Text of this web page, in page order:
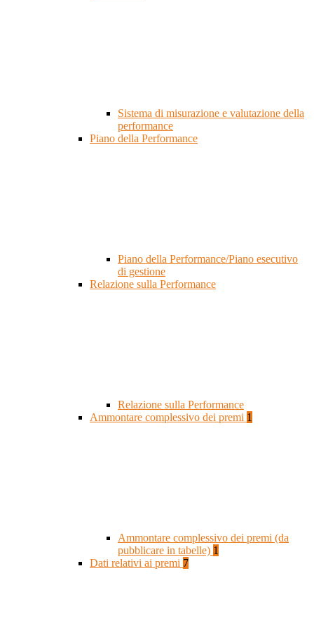
Sistema di misurazione e valutazione della
performance
Piano della Performance
Piano della Performance/Piano esecutivo
di gestione
Relazione sulla Performance
Relazione sulla Performance
Ammontare complessivo dei premi 1
Ammontare complessivo dei premi (da
pubblicare in tabelle) 1
Dati relativi ai premi 7